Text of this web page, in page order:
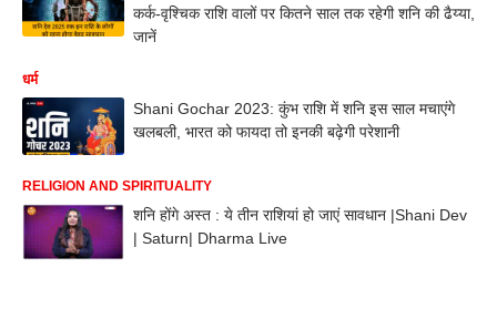
कर्क-वृश्चिक राशि वालों पर कितने साल तक रहेगी शनि की ढैय्या,
जानें
धर्म
Shani Gochar 2023: कुंभ राशि में शनि इस साल मचाएंगे
खलबली, भारत को फायदा तो इनकी बढ़ेगी परेशानी
RELIGION AND SPIRITUALITY
शनि होंगे अस्त : ये तीन राशियां हो जाएं सावधान |Shani Dev
| Saturn| Dharma Live